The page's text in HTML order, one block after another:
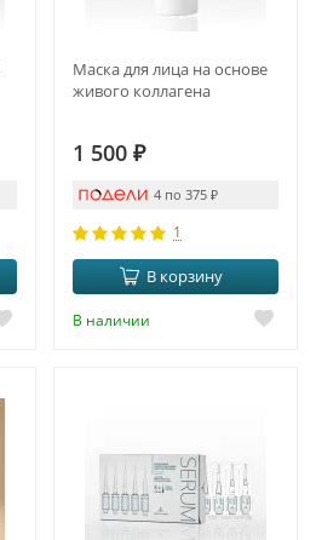
Маска для лица на основе
живого коллагена
1 500 ₽
4 по 375 ₽
1
В корзину
В наличии